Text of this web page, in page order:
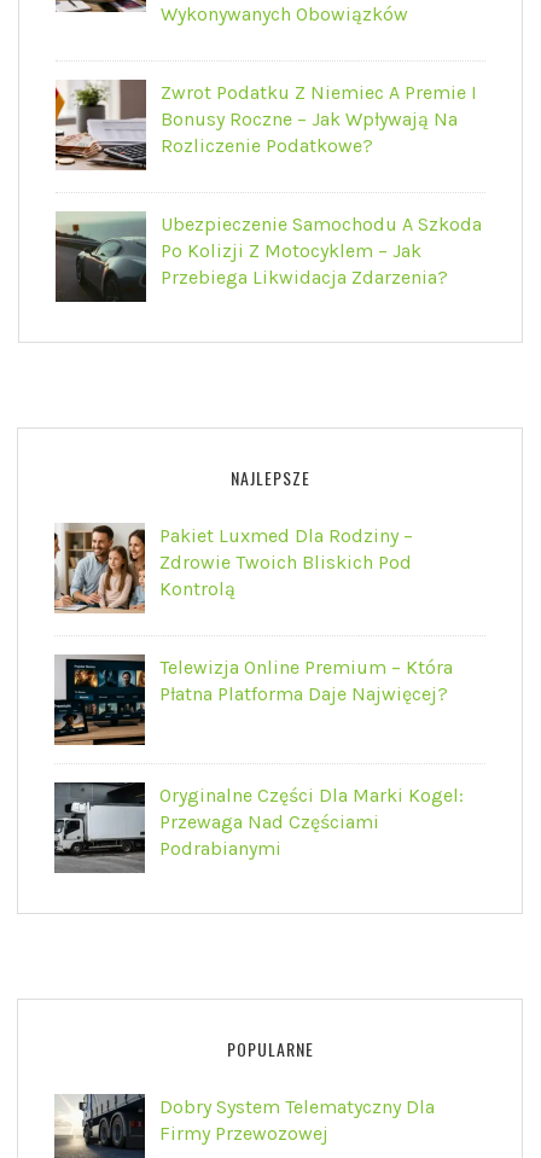
Wykonywanych Obowiązków
Zwrot Podatku Z Niemiec A Premie I
Bonusy Roczne – Jak Wpływają Na
Rozliczenie Podatkowe?
Ubezpieczenie Samochodu A Szkoda
Po Kolizji Z Motocyklem – Jak
Przebiega Likwidacja Zdarzenia?
NAJLEPSZE
Pakiet Luxmed Dla Rodziny –
Zdrowie Twoich Bliskich Pod
Kontrolą
Telewizja Online Premium – Która
Płatna Platforma Daje Najwięcej?
Oryginalne Części Dla Marki Kogel:
Przewaga Nad Częściami
Podrabianymi
POPULARNE
Dobry System Telematyczny Dla
Firmy Przewozowej